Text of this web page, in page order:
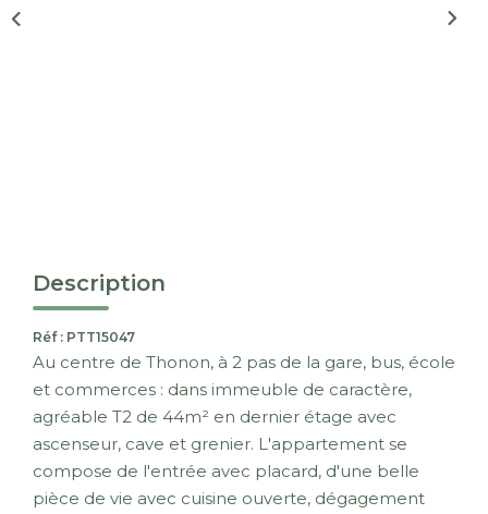
Description
Réf : PTT15047
Au centre de Thonon, à 2 pas de la gare, bus, école
et commerces : dans immeuble de caractère,
agréable T2 de 44m² en dernier étage avec
ascenseur, cave et grenier. L'appartement se
compose de l'entrée avec placard, d'une belle
pièce de vie avec cuisine ouverte, dégagement